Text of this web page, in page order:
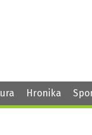
Hronika